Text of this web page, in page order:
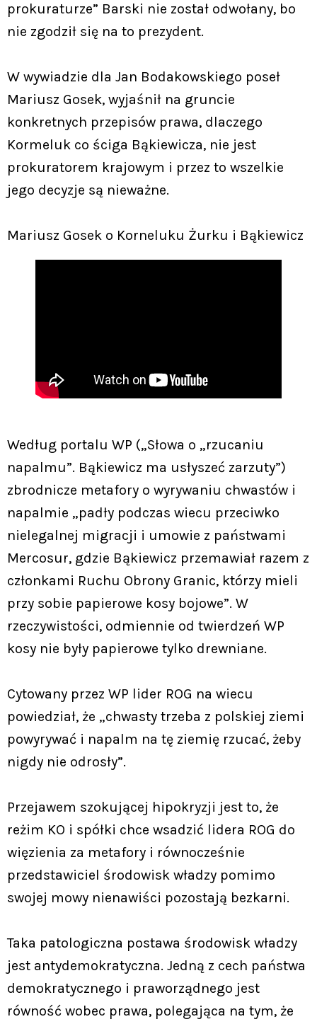
prokuraturze” Barski nie został odwołany, bo
nie zgodził się na to prezydent.
W wywiadzie dla Jan Bodakowskiego poseł
Mariusz Gosek, wyjaśnił na gruncie
konkretnych przepisów prawa, dlaczego
Kormeluk co ściga Bąkiewicza, nie jest
prokuratorem krajowym i przez to wszelkie
jego decyzje są nieważne.
Mariusz Gosek o Korneluku Żurku i Bąkiewicz
Według portalu WP („Słowa o „rzucaniu
napalmu”. Bąkiewicz ma usłyszeć zarzuty”)
zbrodnicze metafory o wyrywaniu chwastów i
napalmie „padły podczas wiecu przeciwko
nielegalnej migracji i umowie z państwami
Mercosur, gdzie Bąkiewicz przemawiał razem z
członkami Ruchu Obrony Granic, którzy mieli
przy sobie papierowe kosy bojowe”. W
rzeczywistości, odmiennie od twierdzeń WP
kosy nie były papierowe tylko drewniane.
Cytowany przez WP lider ROG na wiecu
powiedział, że „chwasty trzeba z polskiej ziemi
powyrywać i napalm na tę ziemię rzucać, żeby
nigdy nie odrosły”.
Przejawem szokującej hipokryzji jest to, że
reżim KO i spółki chce wsadzić lidera ROG do
więzienia za metafory i równocześnie
przedstawiciel środowisk władzy pomimo
swojej mowy nienawiści pozostają bezkarni.
Taka patologiczna postawa środowisk władzy
jest antydemokratyczna. Jedną z cech państwa
demokratycznego i praworządnego jest
równość wobec prawa, polegająca na tym, że